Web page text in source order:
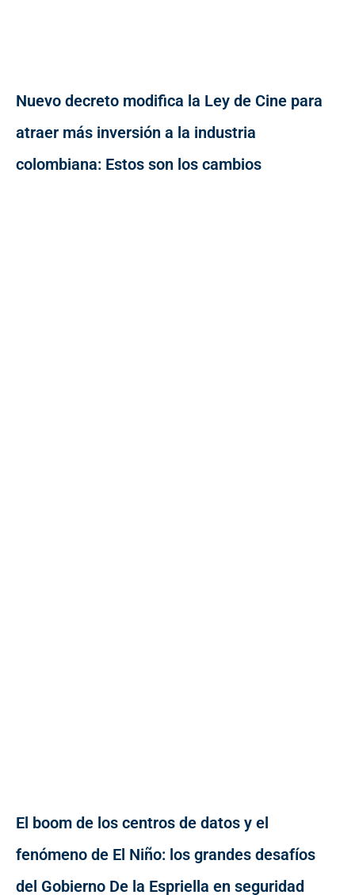
Nuevo decreto modifica la Ley de Cine para
atraer más inversión a la industria
colombiana: Estos son los cambios
El boom de los centros de datos y el
fenómeno de El Niño: los grandes desafíos
del Gobierno De la Espriella en seguridad